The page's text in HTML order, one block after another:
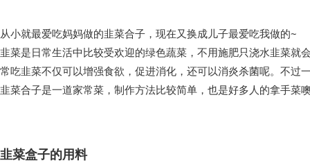
从小就最爱吃妈妈做的韭菜合子，现在又换成儿子最爱吃我做的~
韭菜是日常生活中比较受欢迎的绿色蔬菜，不用施肥只浇水韭菜就
常吃韭菜不仅可以增强食欲，促进消化，还可以消炎杀菌呢。不过
韭菜盒子的用料